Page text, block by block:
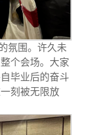
氛围。许久未
个会场。大家
毕业后的奋斗
刻被无限放